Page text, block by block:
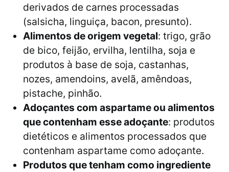
derivados de carnes processadas
(salsicha, linguiça, bacon, presunto).
Alimentos de origem vegetal: trigo, grão
de bico, feijão, ervilha, lentilha, soja e
produtos à base de soja, castanhas,
nozes, amendoins, avelã, amêndoas,
pistache, pinhão.
Adoçantes com aspartame ou alimentos
que contenham esse adoçante: produtos
dietéticos e alimentos processados que
contenham aspartame como adoçante.
Produtos que tenham como ingrediente